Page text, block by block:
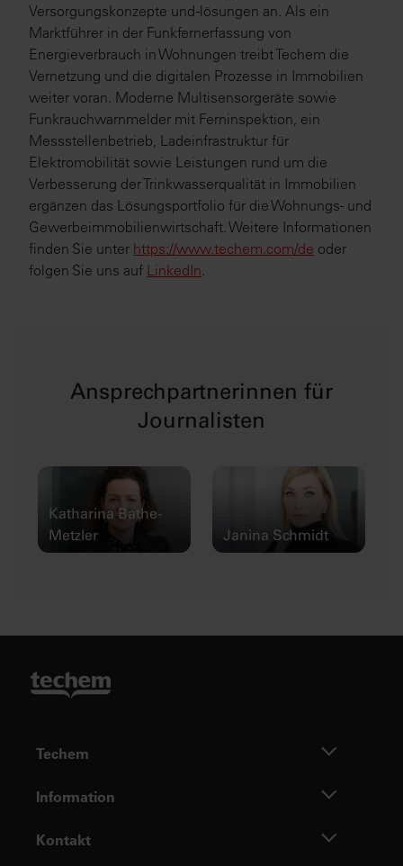
Versorgungskonzepte und -lösungen an. Als ein
Marktführer in der Funkfernerfassung von
Energieverbrauch in Wohnungen treibt Techem die
Vernetzung und die digitalen Prozesse in Immobilien
weiter voran. Moderne Multisensorgeräte sowie
Funkrauchwarnmelder mit Ferninspektion, ein
Messstellenbetrieb, Ladeinfrastruktur für
Elektromobilität sowie Leistungen rund um die
Verbesserung der Trinkwasserqualität in Immobilien
ergänzen das Lösungsportfolio für die Wohnungs- und
Gewerbeimmobilienwirtschaft. Weitere Informationen
finden Sie unter https://www.techem.com/de oder
folgen Sie uns auf LinkedIn
Ansprechpartnerinnen für
Journalisten
Katharina Bathe-
Metzler
Janina Schmidt
Techem
Information
Kontakt